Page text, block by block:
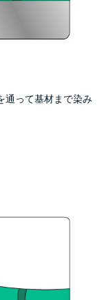
通って基材まで染み